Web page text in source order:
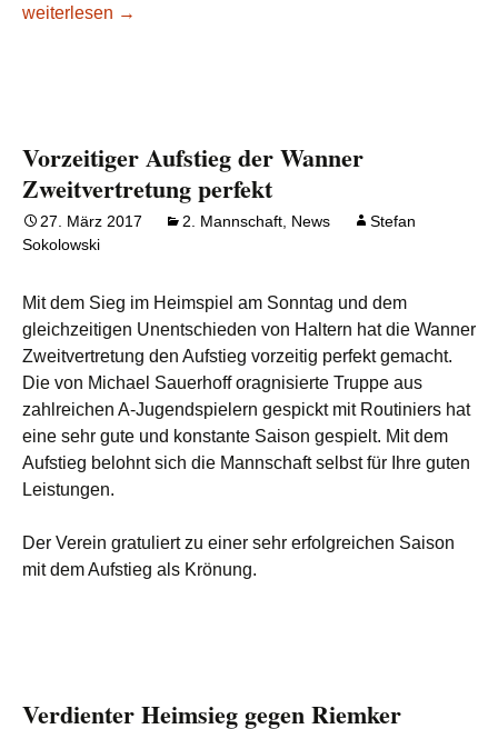
Verdienter Sieg im kleinen Derby
weiterlesen →
Vorzeitiger Aufstieg der Wanner
Zweitvertretung perfekt
27. März 2017 2. Mannschaft News
Stefan
Sokolowski
Mit dem Sieg im Heimspiel am Sonntag und dem
gleichzeitigen Unentschieden von Haltern hat die Wanner
Zweitvertretung den Aufstieg vorzeitig perfekt gemacht.
Die von Michael Sauerhoff oragnisierte Truppe aus
zahlreichen A-Jugendspielern gespickt mit Routiniers hat
eine sehr gute und konstante Saison gespielt. Mit dem
Aufstieg belohnt sich die Mannschaft selbst für Ihre guten
Leistungen.
Der Verein gratuliert zu einer sehr erfolgreichen Saison
mit dem Aufstieg als Krönung.
Verdienter Heimsieg gegen Riemker